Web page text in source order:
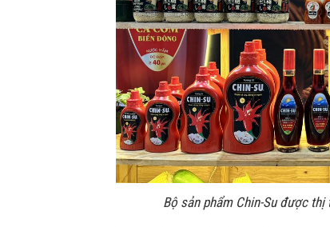
Bộ sản phẩm Chin-Su được